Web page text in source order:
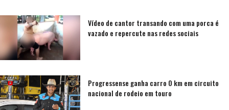
Vídeo de cantor transando com uma porca é
vazado e repercute nas redes sociais
Progressense ganha carro 0 km em circuito
nacional de rodeio em touro